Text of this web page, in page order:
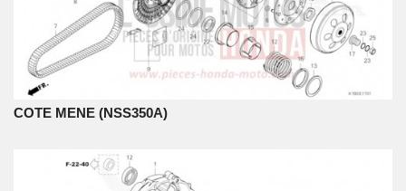
COTE MENE (NSS350A)